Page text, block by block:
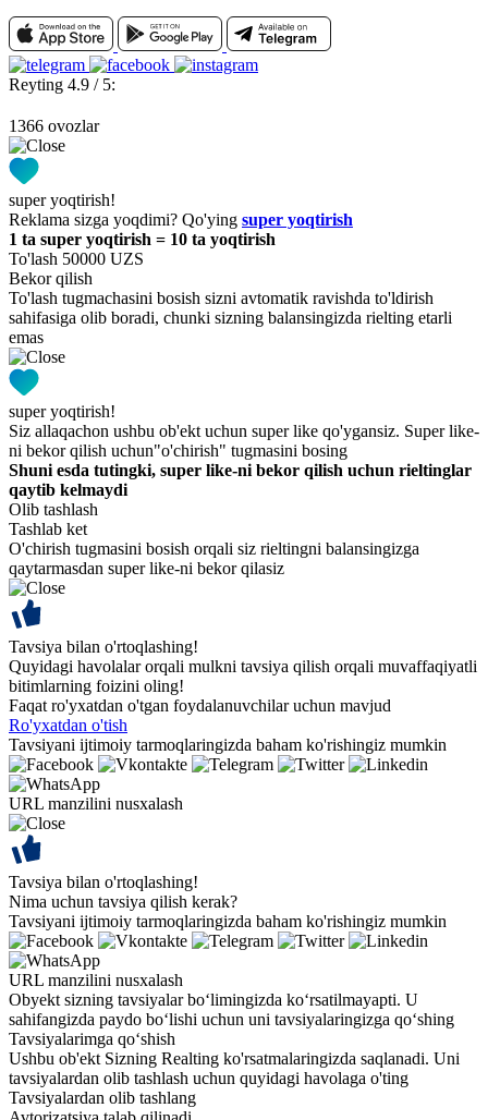
Reyting 4.9 / 5:
1366 ovozlar
super yoqtirish!
Reklama sizga yoqdimi? Qo'ying super yoqtirish
1 ta super yoqtirish = 10 ta yoqtirish
To'lash 50000 UZS
Bekor qilish
To'lash tugmachasini bosish sizni avtomatik ravishda to'ldirish
sahifasiga olib boradi, chunki sizning balansingizda rielting etarli
emas
super yoqtirish!
Siz allaqachon ushbu ob'ekt uchun super like qo'ygansiz. Super like-
ni bekor qilish uchun"o'chirish" tugmasini bosing
Shuni esda tutingki, super like-ni bekor qilish uchun rieltinglar
qaytib kelmaydi
Olib tashlash
Tashlab ket
O'chirish tugmasini bosish orqali siz rieltingni balansingizga
qaytarmasdan super like-ni bekor qilasiz
Tavsiya bilan o'rtoqlashing!
Quyidagi havolalar orqali mulkni tavsiya qilish orqali muvaffaqiyatli
bitimlarning foizini oling!
Faqat ro'yxatdan o'tgan foydalanuvchilar uchun mavjud
Ro'yxatdan o'tish
Tavsiyani ijtimoiy tarmoqlaringizda baham ko'rishingiz mumkin
URL manzilini nusxalash
Tavsiya bilan o'rtoqlashing!
Nima uchun tavsiya qilish kerak?
Tavsiyani ijtimoiy tarmoqlaringizda baham ko'rishingiz mumkin
URL manzilini nusxalash
Obyekt sizning tavsiyalar bo‘limingizda ko‘rsatilmayapti. U
sahifangizda paydo bo‘lishi uchun uni tavsiyalaringizga qo‘shing
Tavsiyalarimga qo‘shish
Ushbu ob'ekt Sizning Realting ko'rsatmalaringizda saqlanadi. Uni
tavsiyalardan olib tashlash uchun quyidagi havolaga o'ting
Tavsiyalardan olib tashlang